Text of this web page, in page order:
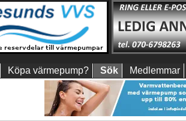
Köpa värmepump? Sök Medlemmar